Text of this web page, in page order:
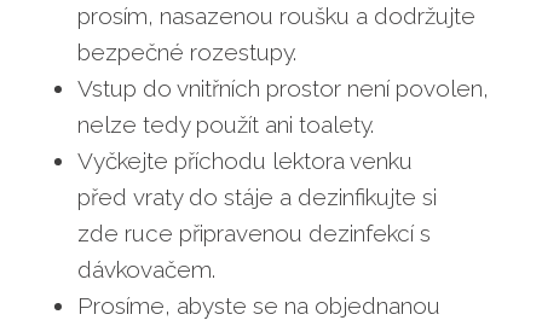
prosím, nasazenou roušku a dodržujte
bezpečné rozestupy.
Vstup do vnitřních prostor není povolen,
nelze tedy použít ani toalety.
Vyčkejte příchodu lektora venku
před vraty do stáje a dezinfikujte si
zde ruce připravenou dezinfekcí s
dávkovačem.
Prosíme, abyste se na objednanou